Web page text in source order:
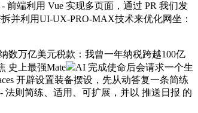
端利用 Vue 实现多页面，通过 PR 我们发
并利用UI-UX-PRO-MAX技术来优化网坐：
万亿美元税款：我曾一年纳税跨越100亿
史上最强Mate
AI 完成使命后会请求一个生
开辟设置装备摆设，先从动答复一条简练
则简练、适用、可扩展，并以 推送日报 的